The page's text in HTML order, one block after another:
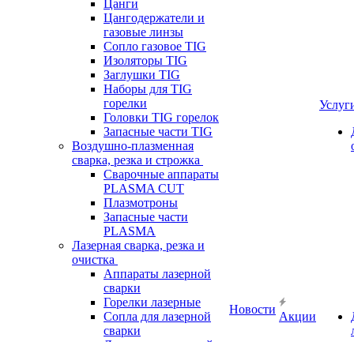
Цанги
Цангодержатели и
газовые линзы
Сопло газовое TIG
Изоляторы TIG
Заглушки TIG
Наборы для TIG
горелки
Головки TIG горелок
Запасные части TIG
Воздушно-плазменная
сварка, резка и строжка
Сварочные аппараты
PLASMA CUT
Плазмотроны
Запасные части
PLASMA
Лазерная сварка, резка и
очистка
Аппараты лазерной
сварки
Горелки лазерные
Сопла для лазерной
сварки
Новости
Акции